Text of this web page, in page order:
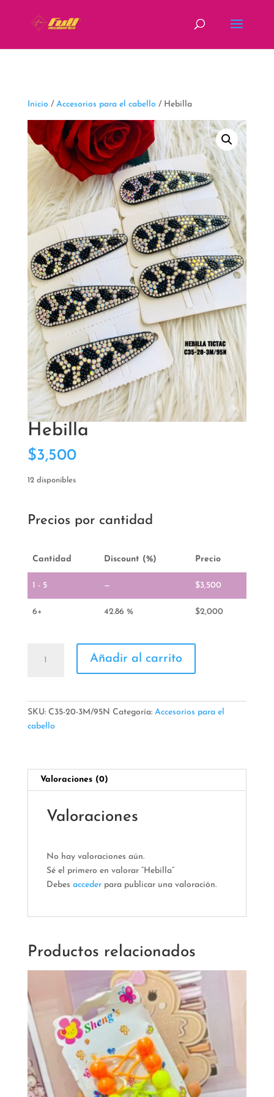
Inicio / Accesorios para el cabello / Hebilla
Hebilla
$3,500
12 disponibles
Precios por cantidad
Cantidad Discount (%) Precio
1 - 5 — $3,500
6+ 42.86 % $2,000
cantidad
Añadir al carrito
SKU: C35-20-3M/95N Categoría: Accesorios para el
cabello
Valoraciones (0)
Valoraciones
No hay valoraciones aún.
Sé el primero en valorar “Hebilla”
Debes accederpara publicar una valoración.
Productos relacionados